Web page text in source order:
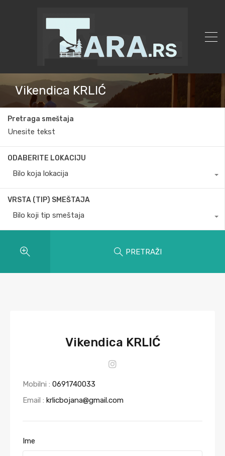
Vikendica KRLIĆ
Pretraga smeštaja
ODABERITE LOKACIJU
Bilo koja lokacija
VRSTA (TIP) SMEŠTAJA
Bilo koji tip smeštaja
PRETRAŽI
Vikendica KRLIĆ
Mobilni : 0691740033
Email : krlicbojana@gmail.com
Ime